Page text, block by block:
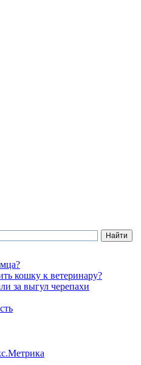
кошку к ветеринару?
за выгул черепахи